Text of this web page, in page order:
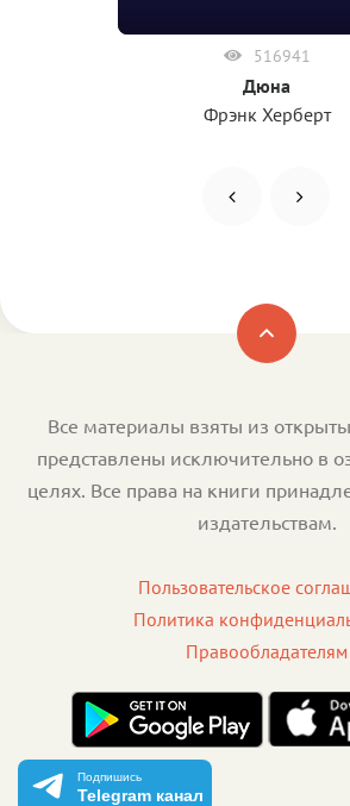
516941
Дюна
Фрэнк Херберт
Все материалы взяты из
представлены исключительно в
целях. Все права на книги
издательствам.
Пользовательское
Политика
Правообладателям
Подпишись
Telegram канал